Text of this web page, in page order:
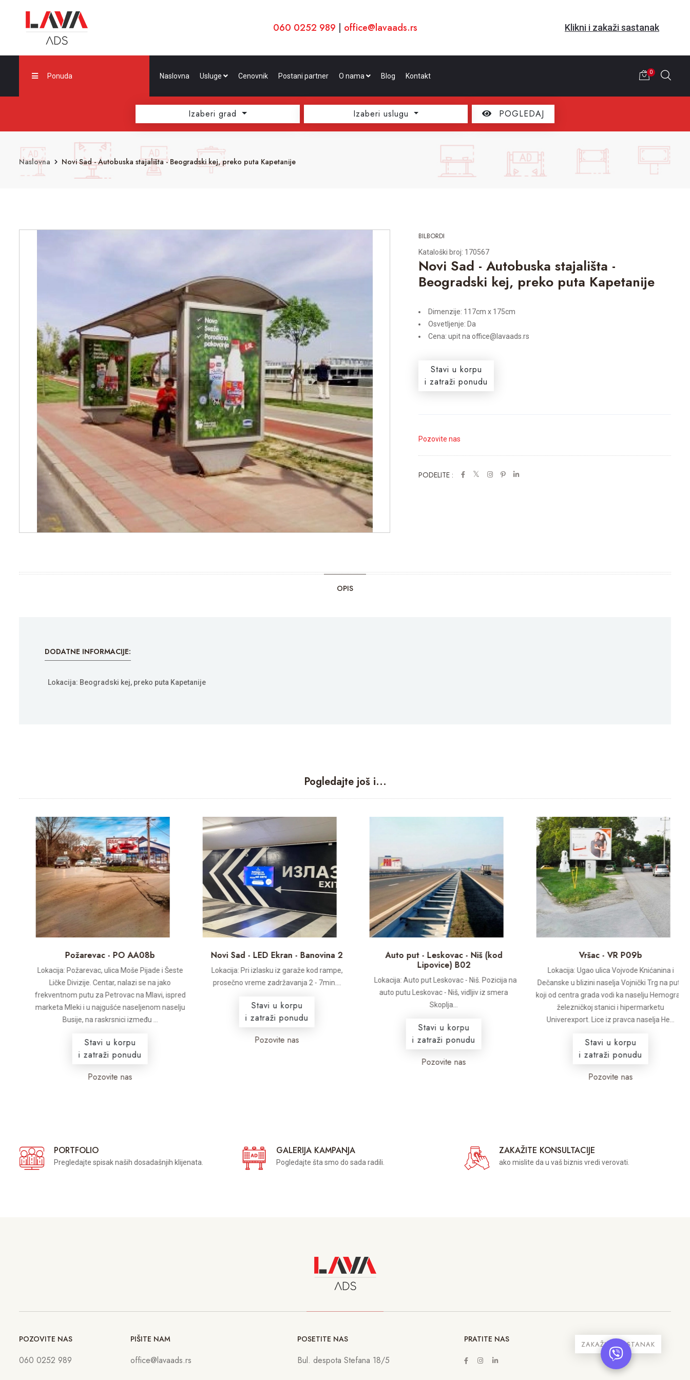
060 0252 989 | office@lavaads.rs Klikni i zakaži sastanak
Ponuda Naslovna Usluge Cenovnik Postani partner O nama Blog Kontakt 0
Izaberi grad Izaberi uslugu POGLEDAJ
Naslovna Novi Sad - Autobuska stajališta - Beogradski kej, preko puta Kapetanije
BILBORDI
Kataloški broj: 170567
Novi Sad - Autobuska stajališta -
Beogradski kej, preko puta Kapetanije
Dimenzije: 117cm x 175cm
Osvetljenje: Da
Cena: upit na office@lavaads.rs
Stavi u korpu
i zatraži ponudu
Pozovite nas
PODELITE :
OPIS
DODATNE INFORMACIJE:
Lokacija: Beogradski kej, preko puta Kapetanije
Pogledajte još i...
Požarevac - PO AA08b
Lokacija: Požarevac, ulica Moše Pijade i Šeste
Ličke Divizije. Centar, nalazi se na jako
frekventnom putu za Petrovac na Mlavi, ispred
marketa Mleki i u najgušće naseljenom naselju
Busije, na raskrsnici između ...
Stavi u korpu
i zatraži ponudu
Pozovite nas
Novi Sad - LED Ekran - Banovina 2
Lokacija: Pri izlasku iz garaže kod rampe,
prosečno vreme zadržavanja 2 - 7min....
Stavi u korpu
i zatraži ponudu
Pozovite nas
Auto put - Leskovac - Niš (kod
Lipovice) B02
Lokacija: Auto put Leskovac - Niš. Pozicija na
auto putu Leskovac - Niš, vidljiv iz smera
Skoplja...
Stavi u korpu
i zatraži ponudu
Pozovite nas
Vršac - VR P09b
Lokacija: Ugao ulica Vojvode Knićanina i
Dečanske u blizini naselja Vojnički Trg na putu
koji od centra grada vodi ka naselju Hemograd,
železničkoj stanici i hipermarketu
Univerexport. Lice iz pravca naselja He...
Stavi u korpu
i zatraži ponudu
Pozovite nas
PORTFOLIO
Pregledajte spisak naših dosadašnjih klijenata.
GALERIJA KAMPANJA
Pogledajte šta smo do sada radili.
ZAKAŽITE KONSULTACIJE
ako mislite da u vaš biznis vredi verovati.
POZOVITE NAS
060 0252 989
PIŠITE NAM
office@lavaads.rs
POSETITE NAS
Bul. despota Stefana 18/5
PRATITE NAS
ZAKAŽITE SASTANAK